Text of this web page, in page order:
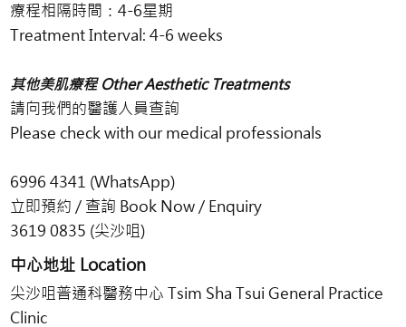
療程相隔時間：4-6星期
Treatment Interval: 4-6 weeks
其他美肌療程 Other Aesthetic Treatments
請向我們的醫護人員查詢
Please check with our medical professionals
6996 4341 (WhatsApp)
立即預約 / 查詢 Book Now / Enquiry
3619 0835 (尖沙咀)
中心地址 Location
尖沙咀普通科醫務中心 Tsim Sha Tsui General Practice
Clinic